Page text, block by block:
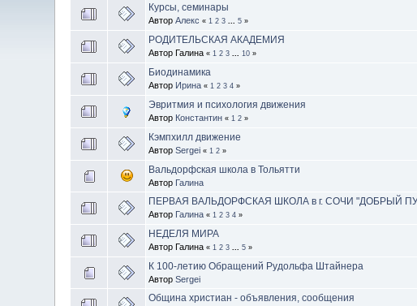
Курсы, семинары
АвторАлекс « 1 2 3 ...5 »
РОДИТЕЛЬСКАЯ АКАДЕМИЯ
Автор Галина« 1 2 3 10 »
Биодинамика
Автор Ирина « 1 2 3 4 »
Эвритмия и психология движения
Автор Константин « 1 2 »
Кэмпхилл движение
АвторSergei « 1 2 »
Вальдорфская школа в Тольятти
Автор Галина
ПЕРВАЯ ВАЛЬДОРФСКАЯ ШКОЛА в г. СОЧИ "ДОБРЫЙ
Автор Галина « 1 2 3 4 »
НЕДЕЛЯ МИРА
Автор Галина« 1 2 3 ...5 »
К 100-летию Обращений Рудольфа Штайнера
АвторSergei
Община христиан - объявления, сообщения